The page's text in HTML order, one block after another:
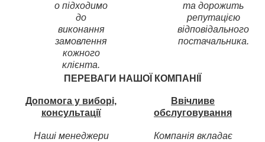
о підходимо
до
виконання
замовлення
кожного
клієнта.
та дорожить
репутацією
відповідального
постачальника.
ПЕРЕВАГИ НАШОЇ КОМПАНІЇ
Допомога у виборі,
консультації
Наші менеджери
Ввічливе
обслуговування
Компанія вкладає